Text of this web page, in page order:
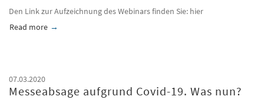
Den Link zur Aufzeichnung des Webinars finden Sie: hier
Read more about Webinar: Corona-Virus &#039;infiziert&#039; das
07.03.2020
Messeabsage aufgrund Covid-19. Was nun?